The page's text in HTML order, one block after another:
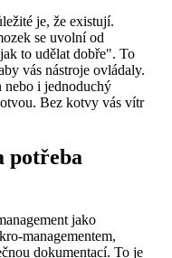
je, že existují.
se uvolní od
to udělat dobře". To
vás nástroje ovládaly.
nebo i jednoduchý
Bez kotvy vás vítr
potřeba
jako
managementem,
dokumentací. To je